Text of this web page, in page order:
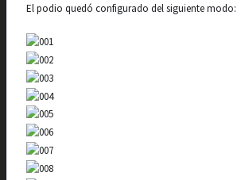
El podio quedó configurado del siguiente modo: